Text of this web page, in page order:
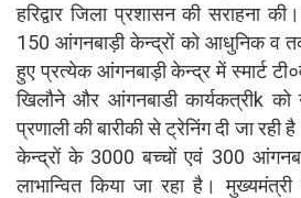
हरिद्वार जिला प्रशासन की सराहना
150 आंगनबाड़ी केन्द्रों को आधुनिक व
हुए प्रत्येक आंगनबाड़ी केन्द्र में स्मार्ट
खिलौने और आंगनबाडी कार्यकत्रीk को
प्रणाली की बारीकी से ट्रेनिंग दी जा रही
केन्द्रों के 3000 बच्चों एवं 300
लाभान्वित किया जा रहा है। मुख्यमंत्री